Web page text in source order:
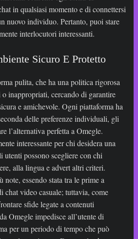
in qualsiasi momento e di connettersi
nuovo individuo. Pertanto, puoi stare
interlocutori interessanti.
Sicuro E Protetto
pulita, che ha una politica rigorosa
inappropriati, cercando di garantire
e amichevole. Ogni piattaforma ha
delle preferenze individuali, gli
l’alternativa perfetta a Omegle.
interessante per chi desidera una
utenti possono scegliere con chi
alla lingua e advert altri criteri.
note, essendo stata tra le prime a
chat video casuale; tuttavia, come
sfide legate a contenuti
Omegle impedisce all’utente di
per un periodo di tempo che può